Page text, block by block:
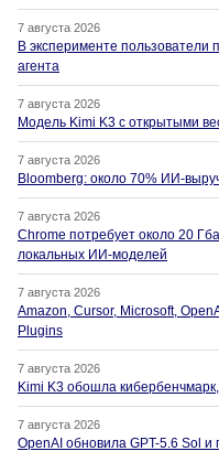
7 августа 2026
В эксперименте
агента
7 августа 2026
Модель Kimi K3 с открытыми
7 августа 2026
Bloomberg: около 70% ИИ-
7 августа 2026
Chrome потребует около 20
локальных ИИ-моделей
7 августа 2026
Amazon, Cursor, Microsoft,
Plugins
7 августа 2026
Kimi K3 обошла
7 августа 2026
OpenAI обновила GPT-5.6 Sol